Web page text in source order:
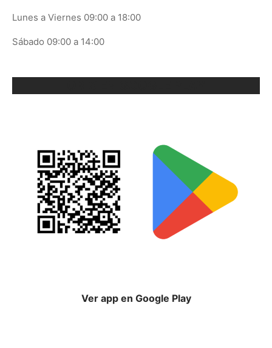
Lunes a Viernes 09:00 a 18:00
Sábado 09:00 a 14:00
Ver app en Google Play